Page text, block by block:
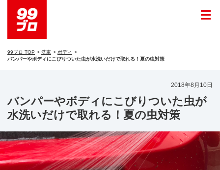
99ブロ TOP 洗車
ボディ
バンパーやボディにこびりついた虫が水洗いだけで取れる！夏の虫対策
2018年8月10日
バンパーやボディにこびりついた虫が
水洗いだけで取れる！夏の虫対策